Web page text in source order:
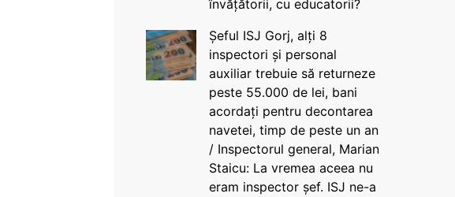
învățătorii, cu educatorii?
Șeful ISJ Gorj, alți 8
inspectori și personal
auxiliar trebuie să returneze
peste 55.000 de lei, bani
acordați pentru decontarea
navetei, timp de peste un an
/ Inspectorul general, Marian
Staicu: La vremea aceea nu
eram inspector șef. ISJ ne-a